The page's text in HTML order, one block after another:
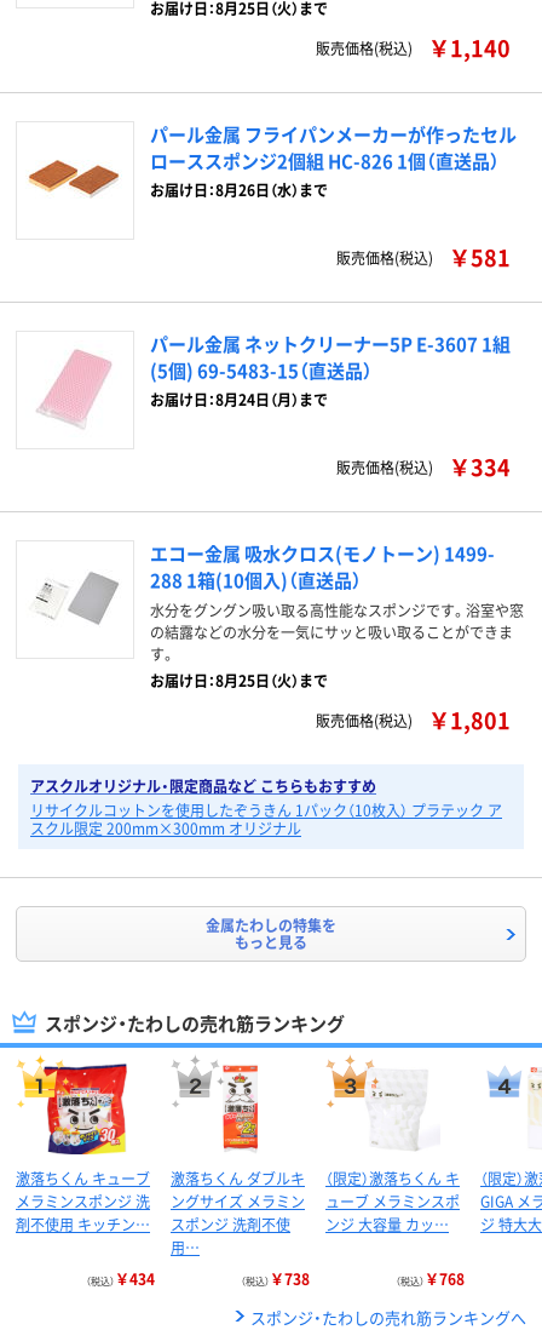
お届け日：8月25日（火）まで
販売価格(税込)
￥1,140
パール金属 フライパンメーカーが作ったセル
ローススポンジ2個組 HC-826 1個（直送品）
お届け日：8月26日（水）まで
販売価格(税込) ￥581
パール金属 ネットクリーナー5P E-3607 1組
(5個) 69-5483-15（直送品）
お届け日：8月24日（月）まで
販売価格(税込) ￥334
エコー金属 吸水クロス(モノトーン) 1499-
288 1箱(10個入)（直送品）
水分をグングン吸い取る高性能なスポンジです。浴室や窓
の結露などの水分を一気にサッと吸い取ることができま
す。
お届け日：8月25日（火）まで
販売価格(税込)
￥1,801
アスクルオリジナル・限定商品など こちらもおすすめ
リサイクルコットンを使用したぞうきん 1パック（10枚入） プラテック ア
スクル限定 200mm×300mm オリジナル
金属たわしの特集を
もっと見る
スポンジ・たわしの売れ筋ランキング
激落ちくん キューブ
メラミンスポンジ 洗
剤不使用 キッチン…
（税込） ￥434
激落ちくん ダブルキ
ングサイズ メラミン
スポンジ 洗剤不使
用…
（税込） ￥738
（限定）激落ちくん キ
ューブ メラミンスポ
ンジ 大容量 カッ…
（税込） ￥768
（限定）
GIGA メ
ジ 特大
スポンジ・たわしの売れ筋ランキングへ